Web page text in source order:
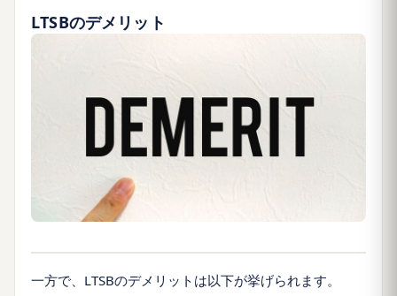
LTSBのデメリット
一方で、LTSBのデメリットは以下が挙げられます。